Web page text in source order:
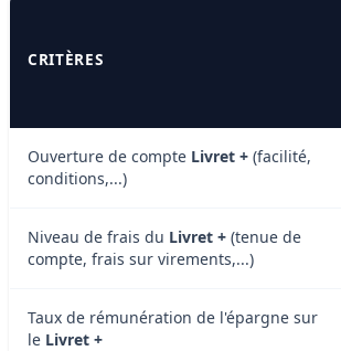
CRITÈRES
Ouverture de compte Livret + (facilité,
conditions,...)
Niveau de frais du Livret + (tenue de
compte, frais sur virements,...)
Taux de rémunération de l'épargne sur
le Livret +